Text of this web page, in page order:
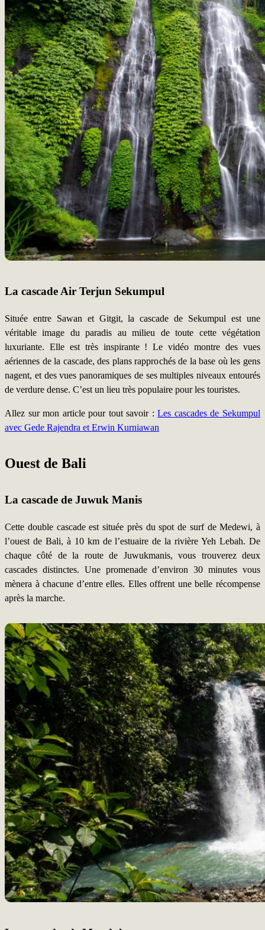
La cascade Air Terjun Sekumpul
Située entre Sawan et Gitgit, la cascade de Sekumpul est une
véritable image du paradis au milieu de toute cette végétation
luxuriante. Elle est très inspirante ! Le vidéo montre des vues
aériennes de la cascade, des plans rapprochés de la base où les gens
nagent, et des vues panoramiques de ses multiples niveaux entourés
de verdure dense. C’est un lieu très populaire pour les touristes.
Allez sur mon article pour tout savoir :Les cascades de Sekumpul
avec Gede Rajendra et Erwin Kurniawan
Ouest de Bali
La cascade de Juwuk Manis
Cette double cascade est située près du spot de surf de Medewi, à
l’ouest de Bali, à 10 km de l’estuaire de la rivière Yeh Lebah. De
chaque côté de la route de Juwukmanis, vous trouverez deux
cascades distinctes. Une promenade d’environ 30 minutes vous
mènera à chacune d’entre elles. Elles offrent une belle récompense
après la marche.